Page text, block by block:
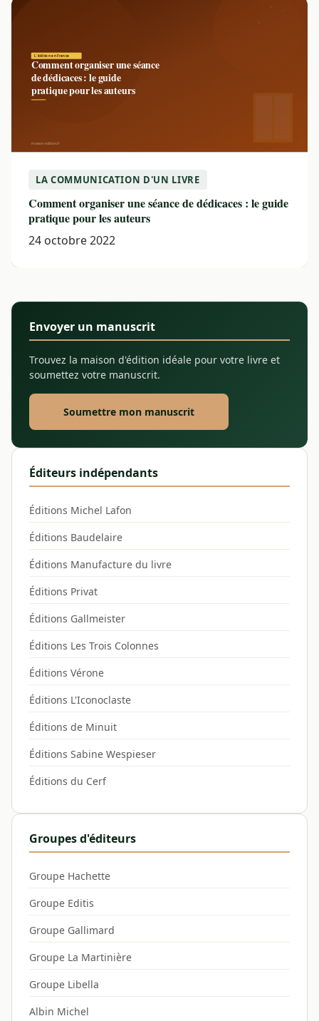
LA COMMUNICATION D'UN LIVRE
Comment organiser une séance de dédicaces : le guide
pratique pour les auteurs
24 octobre 2022
Envoyer un manuscrit
Trouvez la maison d'édition idéale pour votre livre et
soumettez votre manuscrit.
Soumettre mon manuscrit
Éditeurs indépendants
Éditions Michel Lafon
Éditions Baudelaire
Éditions Manufacture du livre
Éditions Privat
Éditions Gallmeister
Éditions Les Trois Colonnes
Éditions Vérone
Éditions L'Iconoclaste
Éditions de Minuit
Éditions Sabine Wespieser
Éditions du Cerf
Groupes d'éditeurs
Groupe Hachette
Groupe Editis
Groupe Gallimard
Groupe La Martinière
Groupe Libella
Albin Michel